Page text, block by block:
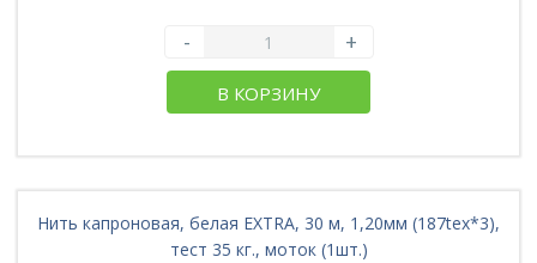
- +
В КОРЗИНУ
Нить капроновая, белая EXTRA, 30 м, 1,20мм (187tex*3),
тест 35 кг., моток (1шт.)